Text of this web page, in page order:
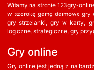
Witamy na stronie 123gry-
w szeroką gamę darmowe gry
gry strzelanki, gry w karty,
logiczne, strategiczne, gry
Gry online
Gry online jest jedną z